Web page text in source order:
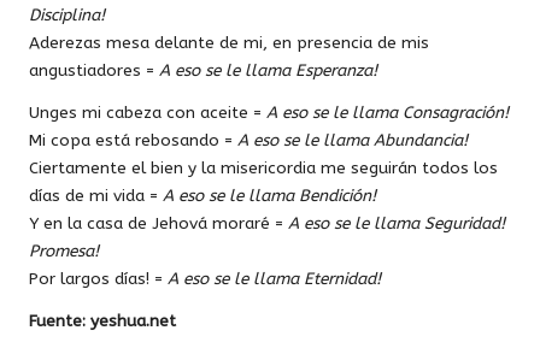
Disciplina!
Aderezas mesa delante de mi, en presencia de mis
angustiadores = A eso se le llama Esperanza!
Unges mi cabeza con aceite = A eso se le llama Consagración!
Mi copa está rebosando = A eso se le llama Abundancia!
Ciertamente el bien y la misericordia me seguirán todos los
días de mi vida = A eso se le llama Bendición!
Y en la casa de Jehová moraré = A eso se le llama Seguridad!
Promesa!
Por largos días! = A eso se le llama Eternidad!
Fuente: yeshua.net